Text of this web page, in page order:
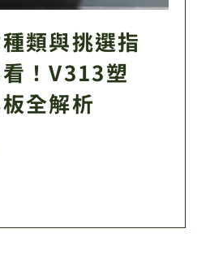
類與挑選指
！V313塑
全解析